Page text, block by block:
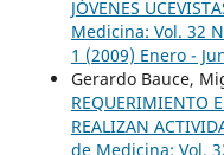
JÓVENES
Medicina: Vol. 32
1 (2009) Enero -
Gerardo Bauce,
REQUERIMIENTO
REALIZAN
de Medicina: Vol.